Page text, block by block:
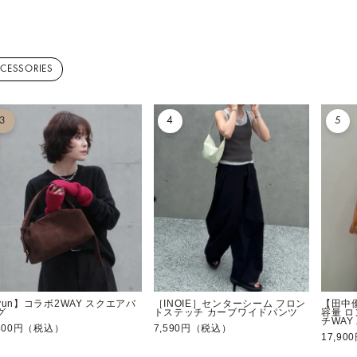
】コラボ2WAY スクエアバ
円（税込）
4
［INOIE］センターシーム フロン
トステッチ カーブワイドパンツ
7,590円（税込）
5
【田
容量 ロ
チWAY
17,900